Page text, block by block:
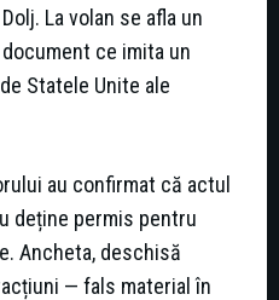
La volan se afla un
ce imita un
Statele Unite ale
au confirmat că actul
deține permis pentru
Ancheta, deschisă
— fals material în